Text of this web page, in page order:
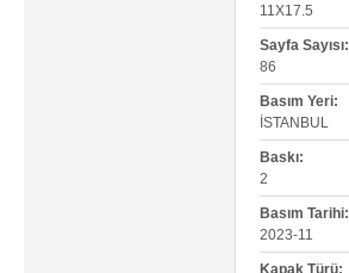
11X17.5
Sayfa Sayısı:
86
Basım Yeri:
İSTANBUL
Baskı:
2
Basım Tarihi:
2023-11